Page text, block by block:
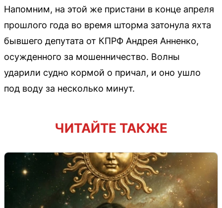
Напомним, на этой же пристани в конце апреля
прошлого года во время шторма затонула яхта
бывшего депутата от КПРФ Андрея Анненко,
осужденного за мошенничество. Волны
ударили судно кормой о причал, и оно ушло
под воду за несколько минут.
ЧИТАЙТЕ ТАКЖЕ